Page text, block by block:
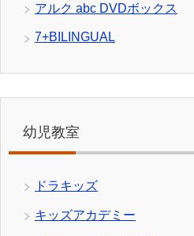
アルク abc DVDボックス
7+BILINGUAL
幼児教室
ドラキッズ
キッズアカデミー